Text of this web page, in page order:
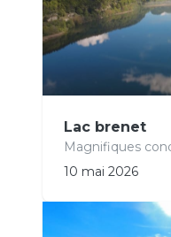
Lac brenet
Magnifiques
10 mai 2026